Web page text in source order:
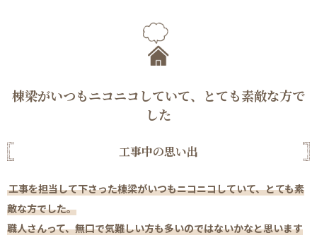
棟梁がいつもニコニコしていて、とても素敵な方で
した
工事中の思い出
工事を担当して下さった棟梁がいつもニコニコしていて、とても素
敵な方でした。
職人さんって、無口で気難しい方も多いのではないかなと思います